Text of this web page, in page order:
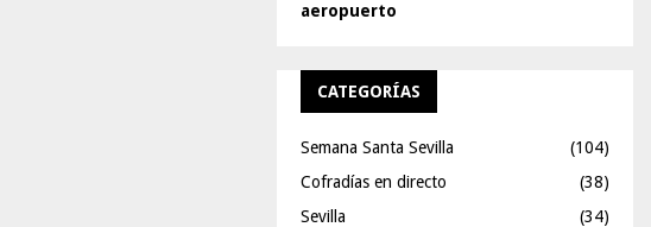
aeropuerto
CATEGORÍAS
Semana Santa Sevilla
(104)
Cofradías en directo
(38)
Sevilla
(34)